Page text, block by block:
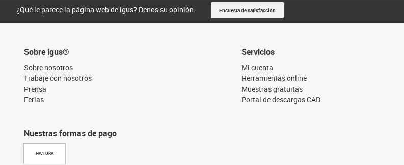
¿Qué le parece la página web de igus? Denos su opinión. Encuesta de satisfacción
Sobre igus®
Sobre nosotros
Trabaje con nosotros
Prensa
Ferias
Nuestras formas de pago
FACTURA
Servicios
Mi cuenta
Herramientas online
Muestras gratuitas
Portal de descargas CAD